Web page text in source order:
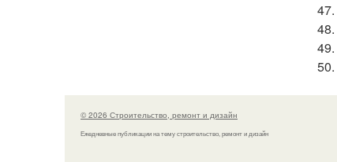
47.
48.
49.
50.
© 2026 Строительство, ремонт и дизайн
Ежедневные публикации на тему строительство, ремонт и дизайн